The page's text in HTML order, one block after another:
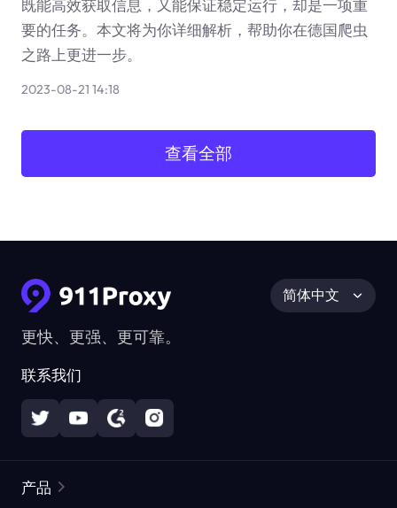
既能高效获取信息，又能保证稳定运行，却是一项重
要的任务。本文将为你详细解析，帮助你在德国爬虫
之路上更进一步。
2023-08-21 14:18
查看全部
更快、更强、更可靠。
联系我们
简体中文
产品